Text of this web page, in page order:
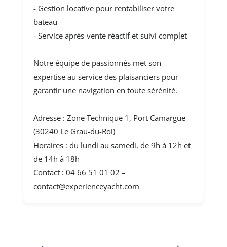
- Gestion locative pour rentabiliser votre
bateau
- Service après-vente réactif et suivi complet
Notre équipe de passionnés met son
expertise au service des plaisanciers pour
garantir une navigation en toute sérénité.
Adresse : Zone Technique 1, Port Camargue
(30240 Le Grau-du-Roi)
Horaires : du lundi au samedi, de 9h à 12h et
de 14h à 18h
Contact : 04 66 51 01 02 –
contact@experienceyacht.com